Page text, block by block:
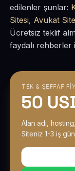
edilenler şunlar:
Sitesi, Avukat
Ücretsiz teklif
faydalı rehberler
TEK & ŞEFFAF
50
Alan adı,
Siteniz 1-3 iş